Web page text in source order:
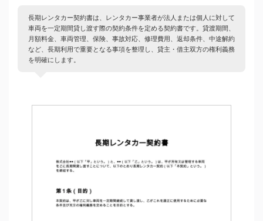
長期レンタカー契約書は、レンタカー事業者が法人または個人に対して
車両を一定期間貸し渡す際の契約条件を定める契約書です。貸渡期間、
月額料金、車両管理、保険、事故対応、修理費用、返却条件、中途解約
など、長期利用で重要となる事項を整理し、貸主・借主双方の権利義務
を明確にします。